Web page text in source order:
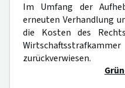
Im Umfang der
erneuten Verhandlung
die Kosten des
zurückverwiesen.